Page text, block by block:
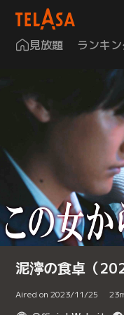
見放題 ランキ
泥濘の食卓（
Aired on 2023/11/25 23